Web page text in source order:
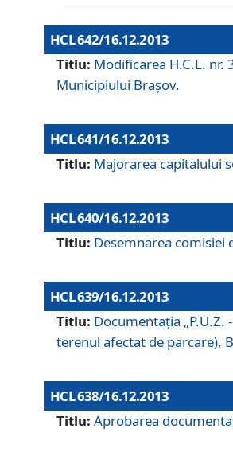
HCL 642/16.12.2013
Titlu: Modificarea H.C.L.
Municipiului Braşov.
HCL 641/16.12.2013
Titlu: Majorarea capitalului
HCL 640/16.12.2013
Titlu: Desemnarea
HCL 639/16.12.2013
Titlu: Documentaţia
terenul afectat de parcare),
HCL 638/16.12.2013
Titlu: Aprobarea